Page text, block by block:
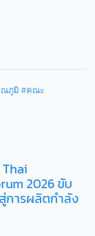
ณภูมิ #คณะ
2026 ขับ
การผลิตกำลัง